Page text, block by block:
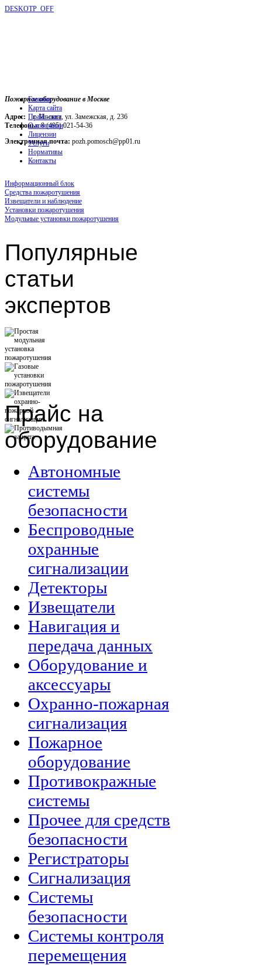
DESKOTP_OFF
Пожарное оборудование в Москве
Адрес: г. Москва, ул. Замежская, д. 236
Телефоны:8 (495) 021-54-36
Электронная почта: pozh.pomosch@pp01.ru
Главная
Карта сайта
Прайс-лист
О компании
Лицензии
Услуги
Нормативы
Контакты
Информационный блок
Средства пожаротушения
Извещатели и наблюдение
Установки пожаротушения
Модульные установки пожаротушения
Популярные
статьи
экспертов
Прайс на
оборудование
Автономные
системы
безопасности
Беспроводные
охранные
сигнализации
Детекторы
Извещатели
Навигация и
передача данных
Оборудование и
аксессуары
Охранно-пожарная
сигнализация
Пожарное
оборудование
Противокражные
системы
Прочее для средств
безопасности
Регистраторы
Сигнализация
Системы
безопасности
Системы контроля
перемещения